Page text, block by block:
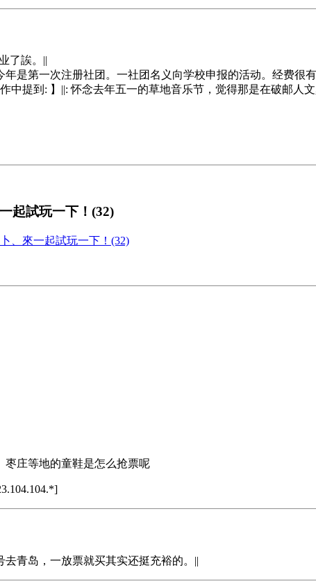
了誒。||
是第一次注册社团。一社团名义向学校申报的活动。经费很
中提到: 】||: 怀念去年五一的草地音乐节，觉得那是在破邮人
起試玩一下！(32)
、來一起試玩一下！(32)
枣庄等地的童鞋是怎么抢票呢
青岛，一放票就买其实还挺充裕的。||